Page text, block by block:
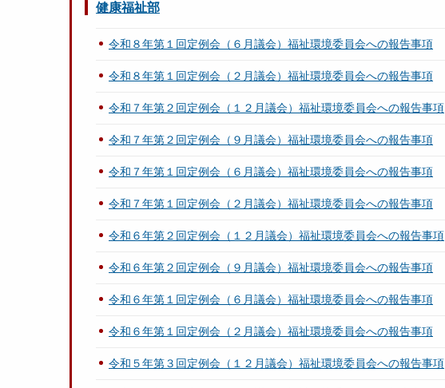
健康福祉部
令和８年第１回定例会（６月議会）福祉環境委員会への報告事項
令和８年第１回定例会（２月議会）福祉環境委員会への報告事項
令和７年第２回定例会（１２月議会）福祉環境委員会への報告事項
令和７年第２回定例会（９月議会）福祉環境委員会への報告事項
令和７年第１回定例会（６月議会）福祉環境委員会への報告事項
令和７年第１回定例会（２月議会）福祉環境委員会への報告事項
令和６年第２回定例会（１２月議会）福祉環境委員会への報告事項
令和６年第２回定例会（９月議会）福祉環境委員会への報告事項
令和６年第１回定例会（６月議会）福祉環境委員会への報告事項
令和６年第１回定例会（２月議会）福祉環境委員会への報告事項
令和５年第３回定例会（１２月議会）福祉環境委員会への報告事項